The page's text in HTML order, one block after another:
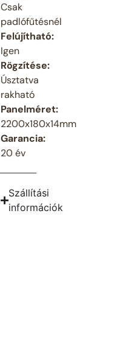
Csak
padlófűtésnél
Felújítható:
Igen
Rögzítése:
Úsztatva
rakható
Panelméret:
2200x180x14mm
Garancia:
20 év
Szállítási
információk